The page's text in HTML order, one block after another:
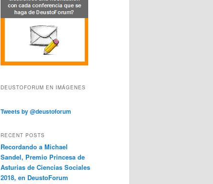
DEUSTOFORUM EN IMÁGENES
Tweets by @deustoforum
RECENT POSTS
Recordando a Michael
Sandel, Premio Princesa de
Asturias de Ciencias Sociales
2018, en DeustoForum